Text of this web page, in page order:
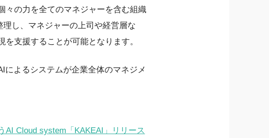
々の力を全てのマネジャーを含む組織
し、マネジャーの上司や経営層な
支援することが可能となります。
よるシステムが企業全体のマネジメ
Cloud system「KAKEAI」リリース